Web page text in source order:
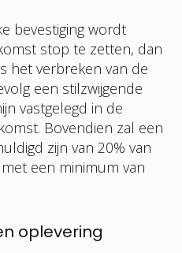
bevestiging wordt
stop te zetten, dan
het verbreken van de
een stilzwijgende
vastgelegd in de
Bovendien zal een
zijn van 20% van
een minimum van
oplevering